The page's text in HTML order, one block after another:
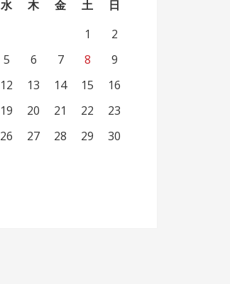
水 木 金 土 日
1
2
5 6 7 8
9
12 13 14 15
16
19 20 21 22
23
26 27 28 29
30